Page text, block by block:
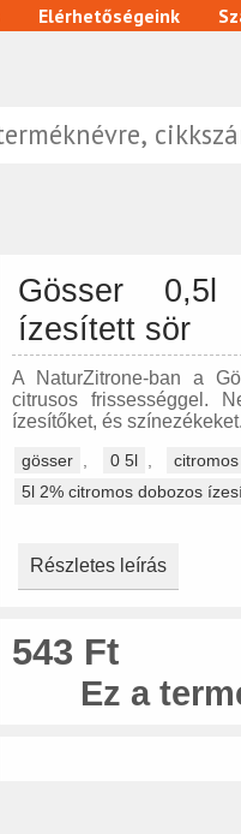
Elérhetőségeink
Gösser 0,5l
ízesített sör
A NaturZitrone-ban a
citrusos frissességgel.
ízesítőket, és
gösser 0 5l citromos
5l 2% citromos dobozos
Részletes leírás
543 Ft
Ez a